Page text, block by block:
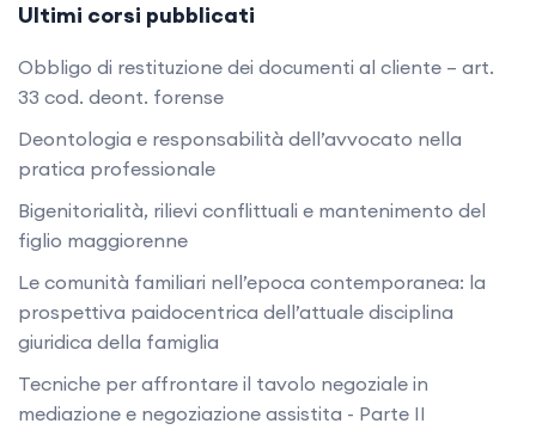
Ultimi corsi pubblicati
Obbligo di restituzione dei documenti al cliente – art.
33 cod. deont. forense
Deontologia e responsabilità dell’avvocato nella
pratica professionale
Bigenitorialità, rilievi conflittuali e mantenimento del
figlio maggiorenne
Le comunità familiari nell’epoca contemporanea: la
prospettiva paidocentrica dell’attuale disciplina
giuridica della famiglia
Tecniche per affrontare il tavolo negoziale in
mediazione e negoziazione assistita - Parte II